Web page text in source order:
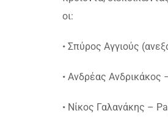
οι:
• Σπύρος Αγγιούς
• Ανδρέας Ανδρικάκος
• Νίκος Γαλανάκης –